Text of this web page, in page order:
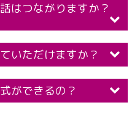
はつながりますか？
いただけますか？
ができるの？